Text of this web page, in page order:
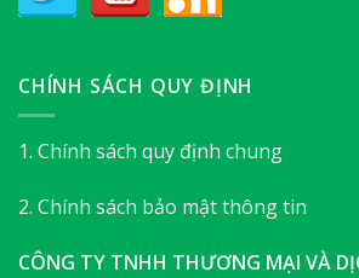
CHÍNH SÁCH QUY ĐỊNH
1. Chính sách quy định chung
2. Chính sách bảo mật thông tin
CÔNG TY TNHH THƯƠNG MẠI VÀ